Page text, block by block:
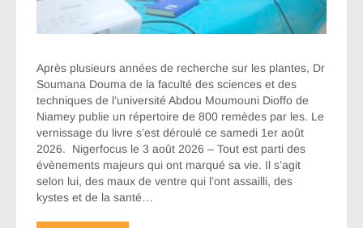
Après plusieurs années de recherche sur les plantes, Dr
Soumana Douma de la faculté des sciences et des
techniques de l’université Abdou Moumouni Dioffo de
Niamey publie un répertoire de 800 remèdes par les. Le
vernissage du livre s’est déroulé ce samedi 1er août
2026. Nigerfocus le 3 août 2026 – Tout est parti des
évènements majeurs qui ont marqué sa vie. Il s’agit
selon lui, des maux de ventre qui l’ont assailli, des
kystes et de la santé…